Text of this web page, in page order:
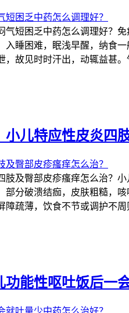
困乏中药怎么调理好？免
睡困难，眠浅早醒，纳食
，故见时时汗出，动辄益甚
儿特应性皮炎四
臀部皮疹瘙痒怎么治？
分破溃结痂，皮肤粗糙，
障疏薄，饮食不节或调护不
能性呕吐饭后一